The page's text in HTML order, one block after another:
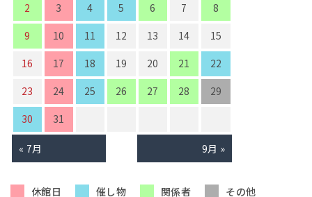
2
3 4 5 6 7
8
9
10 11 12 13 14
15
16
17 18 19 20 21
22
23
24 25 26 27 28
29
30
31
« 7月 9月 »
休館日 催し物 関係者 その他